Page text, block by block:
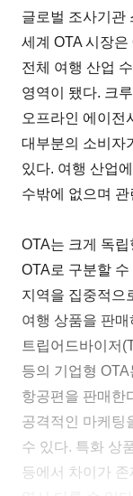
글로벌 조사기관
세계 OTA 시장
전체 여행 산업
영역이 됐다. 크
오프라인 에이전
대부분의 소비자
있다. 여행 산업
수밖에 없으며
OTA는 크게 독
OTA로 구분할
지역을 집중적으
여행 상품을 판
트립어드바이저
등의 기업형
항공편을 판매한
공격적인 마케팅
수 있다. 특화 상
등에서 차이가